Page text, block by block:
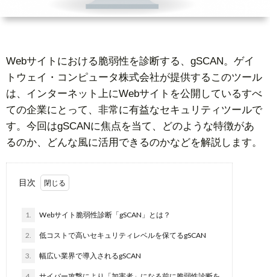
ビ
基
礎
知
情
い
わ
せ
Webサイトにおける脆弱性を診断する、gSCAN。ゲイ
トウェイ・コンピュータ株式会社が提供するこのツール
は、インターネット上にWebサイトを公開しているすべ
ての企業にとって、非常に有益なセキュリティツールで
す。今回はgSCANに焦点を当て、どのような特徴があ
るのか、どんな風に活用できるのかなどを解説します。
目次
1. Webサイト脆弱性診断「gSCAN」とは？
2. 低コストで高いセキュリティレベルを保てるgSCAN
3. 幅広い業界で導入されるgSCAN